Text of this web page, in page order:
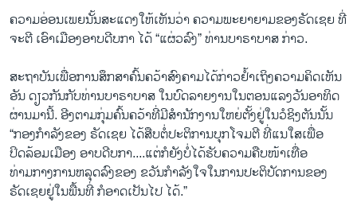
ຄວາມອ່ອນເພຍນັ້ນສະແດງໃຫ້ເຫັນວ່າ ຄວາມພະຍາຍາມຂອງຣັດເຊຍ ທີ່
ຈະຕີ ເອົາເມືອງອາບດີບກາ ໄດ້ “ແຜ່ວລົງ” ທ່ານບາຣາບາສ ກ່າວ.
ສະຖາບັນເພື່ອການສຶກສາຄົ້ນຄວ້າສົງຄາມໄດ້ກ່າວ​ຢ້ຳເຖິງຄວາມ​ຄິດ​ເຫັນ​
ອັນ ດຽວກັນກັບທ່ານບາຣາບາສ ໃນບົດລາຍງານໃນຕອນແລງວັນອາທິດ
ຜ່ານມານີ້. ອີງຕາມກຸ່ມຄົ້ນຄວ້າທີ່ມີສຳນັກງານໃຫຍ່ຕັ້ງຢູ່ໃນວໍຊິງຕັນນັ້ນ
“ກອງກຳລັງຂອງ ຣັດເຊຍ ໄດ້ສືບຕໍ່ປະຕິການບຸກໂຈມຕີ ທີ່ແນໃສເພື່ອ
ປິດລ້ອມເມືອງ ອາບດີບກາ....ແຕ່ກໍຍັງບໍ່ໄດ້ຮັບຄວາມຄືບໜ້າເທື່ອ
ທ່າມກາງການຫລຸດລົງຂອງ ຂວັນກຳລັງໃຈໃນການປະຕິບັດການຂອງ
ຣັດເຊຍຢູ່ໃນພື້ນທີ່ ກໍອາດເປັນໄປ ໄດ້.”